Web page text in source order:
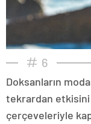
6
Doksanların
tekrardan etkisini
çerçeveleriyle